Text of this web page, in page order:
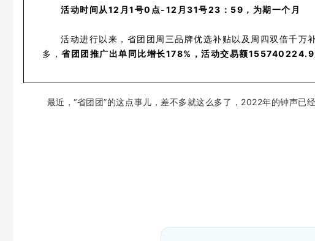
活动时间从12月1号0点-12月31号23：59，为期一个月
活动进行以来，省团团周三品牌优选补贴以及周四双倍千万
多， 省团团推广出单同比增长178%，活动交易额155740224.9
最近，“省团团”的这点事儿，差不多就这么多了，2022年的钟声已